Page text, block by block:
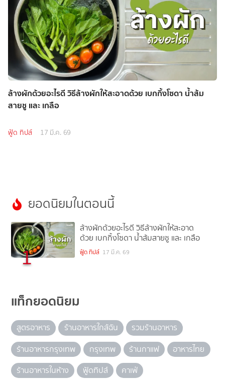
ล้างผักด้วยอะไรดี วิธีล้างผักให้สะอาดด้วย เบกกิ้งโซดา น้ำส้ม
สายชู และ เกลือ
ฟู้ด ทิปส์ 17 มี.ค. 69
ยอดนิยมในตอนนี้
1
ล้างผักด้วยอะไรดี วิธีล้างผักให้สะอาด
ด้วย เบกกิ้งโซดา น้ำส้มสายชู และ เกลือ
ฟู้ด ทิปส์ 17 มี.ค. 69
แท็กยอดนิยม
สูตรอาหาร ร้านอาหารใกล้ฉัน
รวมร้านอาหาร
ร้านอาหารกรุงเทพ
กรุงเทพ ร้านกาแฟ
อาหารไทย
ร้านอาหารในห้าง
ฟู้ดทิปส์ คาเฟ่